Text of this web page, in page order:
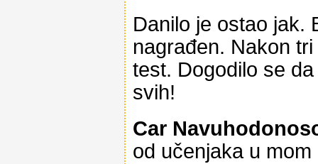
Danilo je ostao jak.
nagrađen. Nakon
test. Dogodilo se
svih!
Car
od učenjaka u